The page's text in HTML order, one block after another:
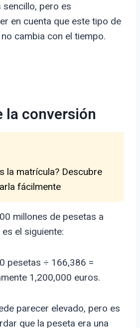
pero es
en cuenta que este tipo de
cambia con el tiempo.
la conversión
la matrícula? Descubre
fácilmente
millones de pesetas a
el siguiente:
pesetas ÷ 166,386 =
1,200,000 euros.
parecer elevado, pero es
que la peseta era una